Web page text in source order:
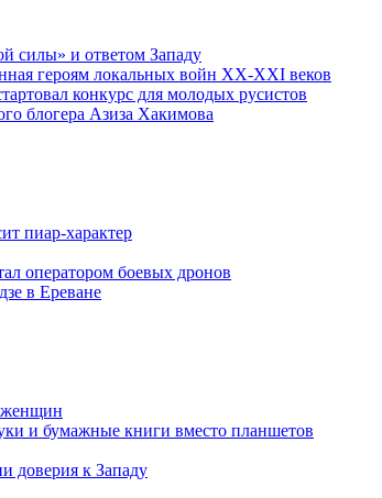
силы» и ответом Западу
героям локальных войн XX-XXI веков
конкурс для молодых русистов
блогера Азиза Хакимова
пиар-характер
оператором боевых дронов
в Ереване
женщин
и бумажные книги вместо планшетов
доверия к Западу